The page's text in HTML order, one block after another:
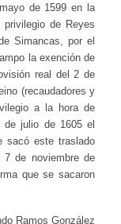
de 1599 en la
de Reyes
Simancas, por el
la exención de
real del 2 de
(recaudadores y
a la hora de
de julio de 1605 el
sacó este traslado
de noviembre de
que se sacaron
Ramos González